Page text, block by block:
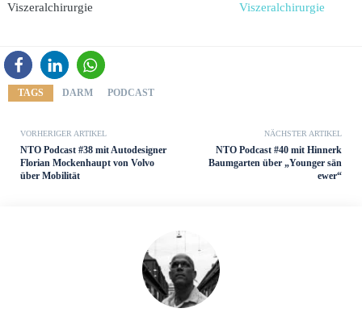
Viszeralchirurgie
Viszeralchirurgie
TAGS DARM PODCAST
VORHERIGER ARTIKEL
NTO Podcast #38 mit Autodesigner
Florian Mockenhaupt von Volvo
über Mobilität
NÄCHSTER ARTIKEL
NTO Podcast #40 mit Hinnerk
Baumgarten über „Younger sän
ewer“